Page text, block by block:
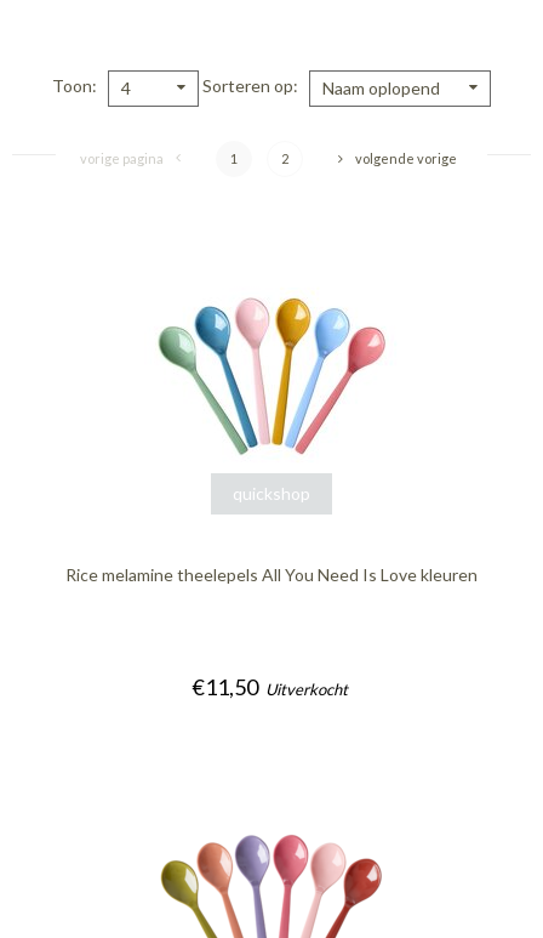
Toon 4 Sorteren op Naam oplopend
vorige pagina 1 2 volgende vorige
quickshop
Rice melamine theelepels All You Need Is Love kleuren
€11,50 Uitverkocht